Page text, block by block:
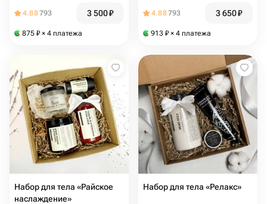
4.88793 3 500₽
875 ₽ × 4 платежа
4.88793 3 650₽
913 ₽ × 4 платежа
Набор для тела «Райское
наслаждение»
Набор для тела «Релакс»